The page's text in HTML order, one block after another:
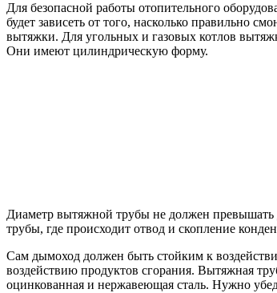
Для безопасной работы отопительного
будет зависеть от того, насколько правильно
вытяжки. Для угольных и газовых котлов
Они имеют цилиндрическую форму.
Диаметр вытяжной трубы не должен
трубы, где происходит отвод и скопление
Сам дымоход должен быть стойким к
воздействию продуктов сгорания. Вытяжная
оцинкованная и нержавеющая сталь. Нужно